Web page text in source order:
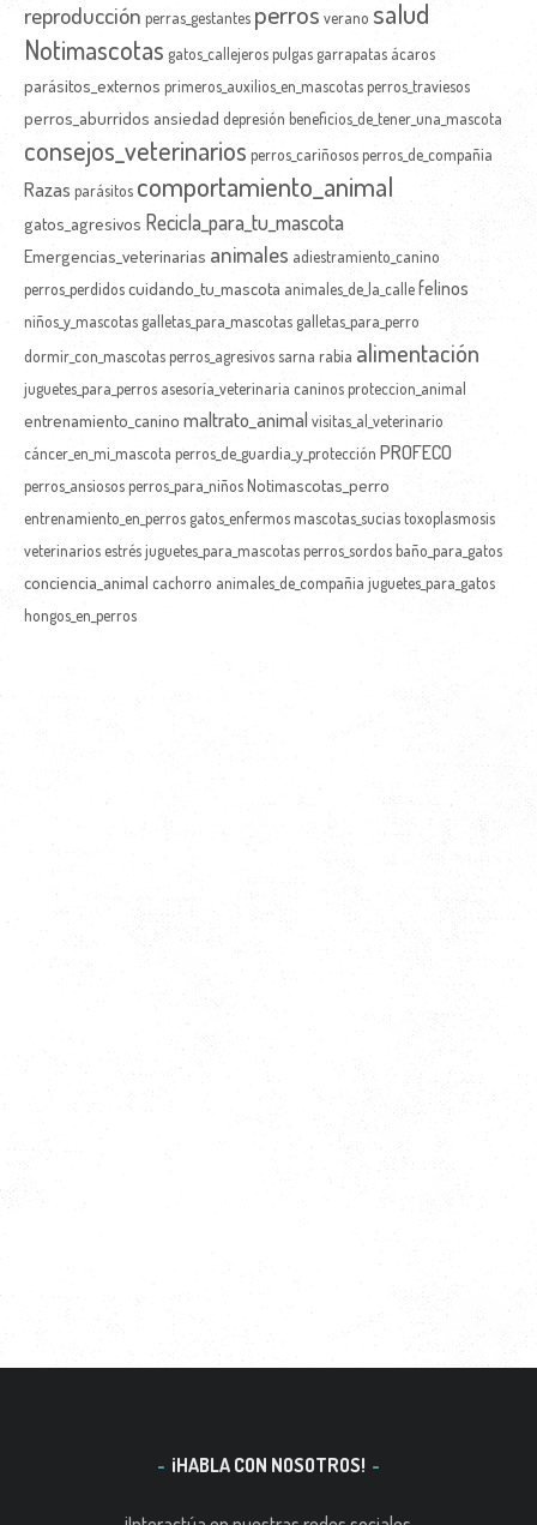
reproducción perras_gestantes perros verano salud
Notimascotas gatos_callejeros pulgas garrapatas ácaros
parásitos_externos primeros_auxilios_en_mascotas perros_traviesos
perros_aburridos ansiedad depresión beneficios_de_tener_una_mascota
consejos_veterinarios perros_cariñosos perros_de_compañia
Razas parásitos comportamiento_animal
gatos_agresivos Recicla_para_tu_mascota
Emergencias_veterinarias animales adiestramiento_canino
perros_perdidoscuidando_tu_mascota animales_de_la_callefelinos
niños_y_mascotasgalletas_para_mascotas galletas_para_perro
dormir_con_mascotas perros_agresivossarna rabia alimentación
juguetes_para_perros asesoría_veterinaria caninosproteccion_animal
entrenamiento_canino maltrato_animal visitas_al_veterinario
cáncer_en_mi_mascota perros_de_guardia_y_protección PROFECO
perros_ansiososperros_para_niñosNotimascotas_perro
entrenamiento_en_perros gatos_enfermos mascotas_suciastoxoplasmosis
veterinarios estrésjuguetes_para_mascotasperros_sordosbaño_para_gatos
conciencia_animal cachorro animales_de_compañia juguetes_para_gatos
hongos_en_perros
¡HABLA CON NOSOTROS!